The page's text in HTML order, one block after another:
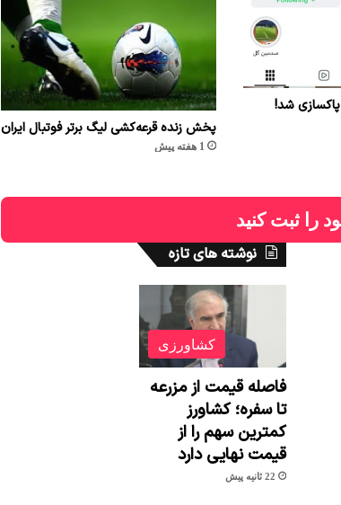
پاکسازی شد!
پخش زنده قرعه‌کشی لیگ برتر فوتبال ایران
1 هفته پیش
را ثبت کنید
نوشته های تازه
کشاورزی
فاصله قیمت از مزرعه
تا سفره؛ کشاورز
کمترین سهم را از
قیمت نهایی دارد
22 ثانیه پیش